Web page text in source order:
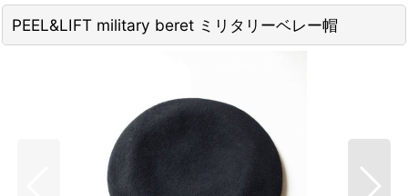
PEEL&LIFT military beret ミリタリーベレー帽